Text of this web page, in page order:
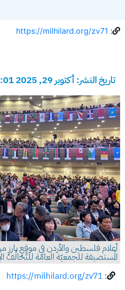
:
https://milhilard.org/zv71
تاريخ النشر: أكتوبر 29, 2025 6:01 ص
أعلام فلسطين والأردن في موقعٍ بارزٍ
المُستضيفة للجمعيّة العامّة للتَّحالُف
:
https://milhilard.org/zv71